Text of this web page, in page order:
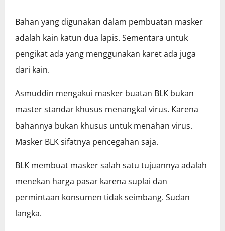
Bahan yang digunakan dalam pembuatan masker
adalah kain katun dua lapis. Sementara untuk
pengikat ada yang menggunakan karet ada juga
dari kain.
Asmuddin mengakui masker buatan BLK bukan
master standar khusus menangkal virus. Karena
bahannya bukan khusus untuk menahan virus.
Masker BLK sifatnya pencegahan saja.
BLK membuat masker salah satu tujuannya adalah
menekan harga pasar karena suplai dan
permintaan konsumen tidak seimbang. Sudan
langka.